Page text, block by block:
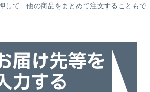
して、他の商品をまとめて注文することもで